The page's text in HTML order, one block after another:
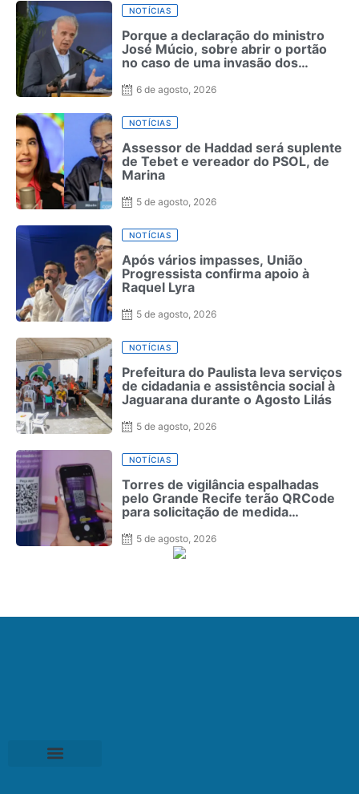
NOTÍCIAS
Porque a declaração do ministro
José Múcio, sobre abrir o portão
no caso de uma invasão dos
alerta sobre o Brasil na América
6 de agosto, 2026
NOTÍCIAS
Assessor de Haddad será suplente
de Tebet e vereador do PSOL, de
Marina
5 de agosto, 2026
NOTÍCIAS
Após vários impasses, União
Progressista confirma apoio à
Raquel Lyra
5 de agosto, 2026
NOTÍCIAS
Prefeitura do Paulista leva serviços
de cidadania e assistência social à
Jaguarana durante o Agosto Lilás
5 de agosto, 2026
NOTÍCIAS
Torres de vigilância espalhadas
pelo Grande Recife terão QRCode
para solicitação de medida
5 de agosto, 2026